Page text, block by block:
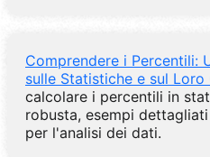
Comprendere i Percentili:
sulle Statistiche e sul Loro
calcolare i percentili in
robusta, esempi
per l'analisi dei dati.